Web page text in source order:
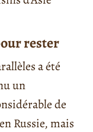
rester
a été
un
de
Russie, mais